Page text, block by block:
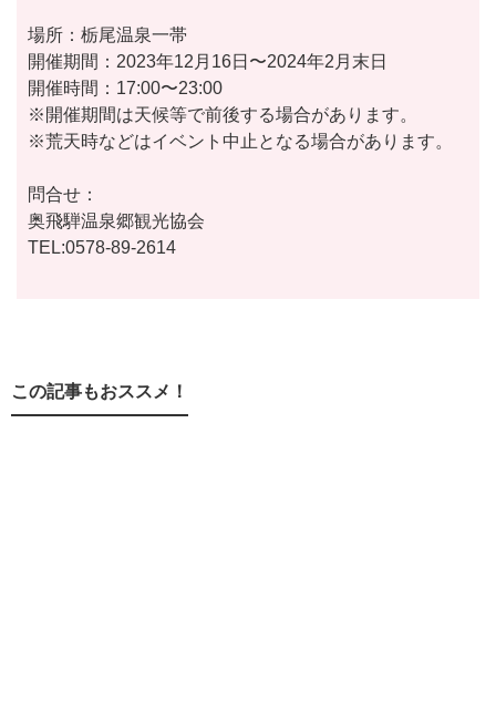
場所：栃尾温泉一帯
開催期間：2023年12月16日〜2024年2月末日
開催時間：17:00〜23:00
※開催期間は天候等で前後する場合があります。
※荒天時などはイベント中止となる場合があります。
問合せ：
奥飛騨温泉郷観光協会
TEL:0578-89-2614
この記事もおススメ！